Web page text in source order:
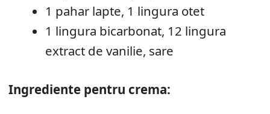
1 pahar lapte, 1 lingura otet
1 lingura bicarbonat, 12 lingura
extract de vanilie, sare
Ingrediente pentru crema: